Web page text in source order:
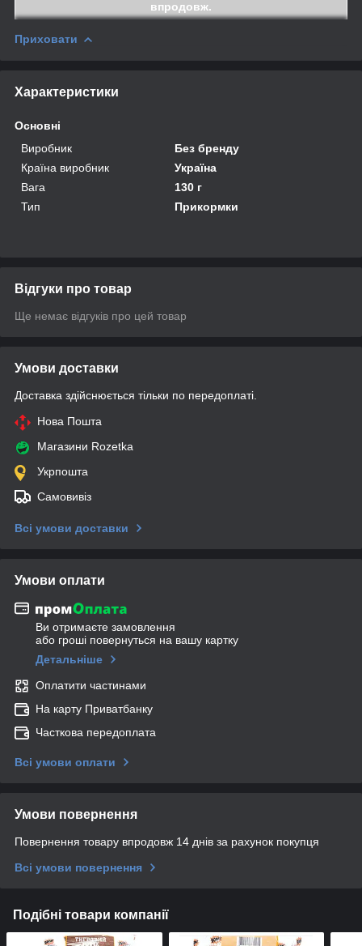
впродовж.
Приховати
Характеристики
Основні
Виробник
Без бренду
Країна виробник
Україна
Вага
130 г
Тип
Прикормки
Відгуки про товар
Ще немає відгуків про цей товар
Умови доставки
Доставка здійснюється тільки по передоплаті.
Нова Пошта
Магазини Rozetka
Укрпошта
Самовивіз
Всі умови доставки
Умови оплати
Ви отримаєте замовлення
або гроші повернуться на вашу картку
Детальніше
Оплатити частинами
На карту Приватбанку
Часткова передоплата
Всі умови оплати
Умови повернення
Повернення товару впродовж 14 днів за рахунок покупця
Всі умови повернення
Подібні товари компанії